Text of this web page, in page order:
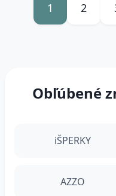
1 2
Obľúbené
iŠPERKY
AZZO